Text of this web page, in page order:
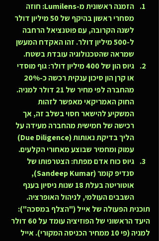
הזמנה ראשונית מ-Lumilens:
חוזה
מסחרי ראשון בהיקף של 50 מיליון דולר
לשנה הקרובה, עם פוטנציאל הרחבה
ל-500 מיליון דולר. זהו האקדח המעשן
שמראה שהטכנולוגיה עובדת בשטח.
גיוס הון של 400 מיליון דולר:
גוף מוסדי
מהחברה לפי מחיר של 21 דולר למניה.
החוק האמריקאי מאפשר לזהות
המשקיע להישאר חסוי בשלב זה, אך
רכישה של חמישית מהחברה מעידה על
הליך בדיקת נאותות (Due Diligence)
עמוק ומחמיר שבוצע מאחורי הקלעים.
גיוס כוח אדם מפתח: הצטרפותו של
סנדיפ קומר (Sandeep Kumar),
אוטוריטה בעלת 18 שנות ניסיון בענף
השבבים העולמי, לניהול האופרציה.
תוכנית הפעולה של אייל ("הצלף במסכה"):
היעד הראשוני של הפוזיציה עומד על
60 דולר
למניה
(פי 10 ממחיר הכניסה המקורי). אייל